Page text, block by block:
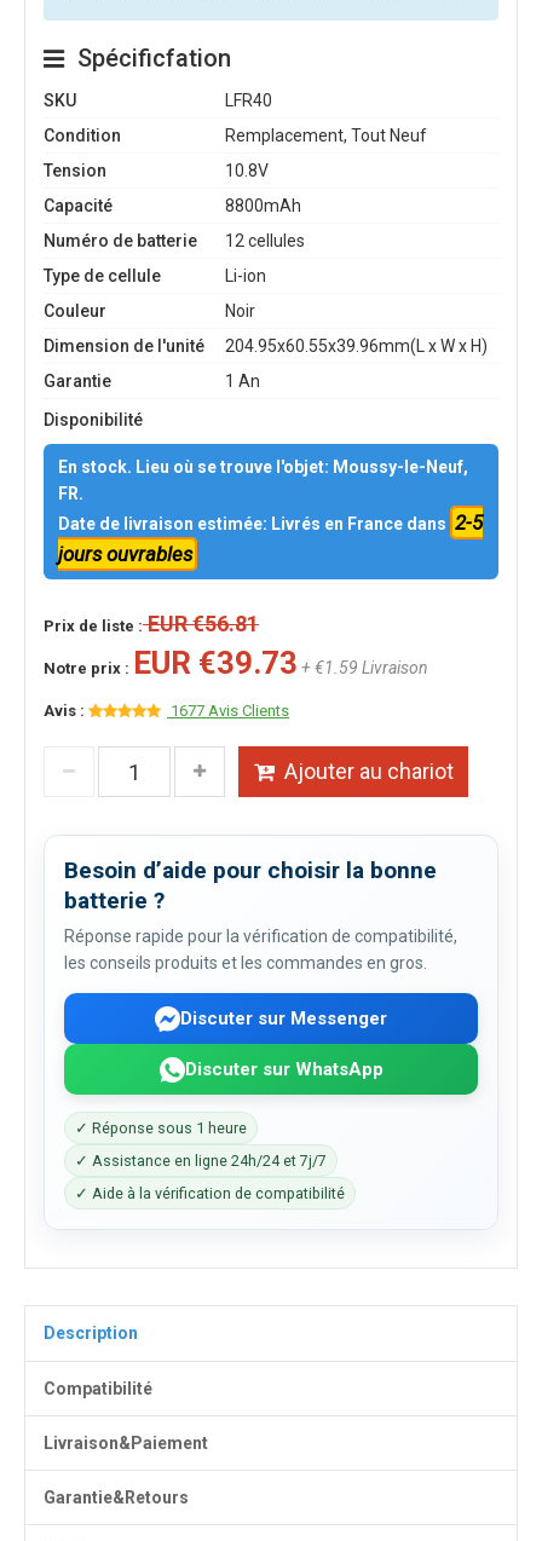
Spécificfation
SKU
LFR40
Condition
Remplacement, Tout Neuf
Tension
10.8V
Capacité
8800mAh
Numéro de batterie
12 cellules
Type de cellule
Li-ion
Couleur
Noir
Dimension de l'unité
204.95x60.55x39.96mm(L x W x H)
Garantie
1 An
Disponibilité
En stock. Lieu où se trouve l'objet: Moussy-le-Neuf,
FR.
Date de livraison estimée: Livrés en France dans 2-5
jours ouvrables
Prix de liste :EUR €56.81
Notre prix : EUR €39.73 + €1.59 Livraison
Avis : 1677 Avis Clients
Ajouter au chariot
Besoin d’aide pour choisir la bonne
batterie ?
Réponse rapide pour la vérification de compatibilité,
les conseils produits et les commandes en gros.
Discuter sur Messenger
Discuter sur WhatsApp
✓ Réponse sous 1 heure
✓ Assistance en ligne 24h/24 et 7j/7
✓ Aide à la vérification de compatibilité
Description
Compatibilité
Livraison&Paiement
Garantie&Retours